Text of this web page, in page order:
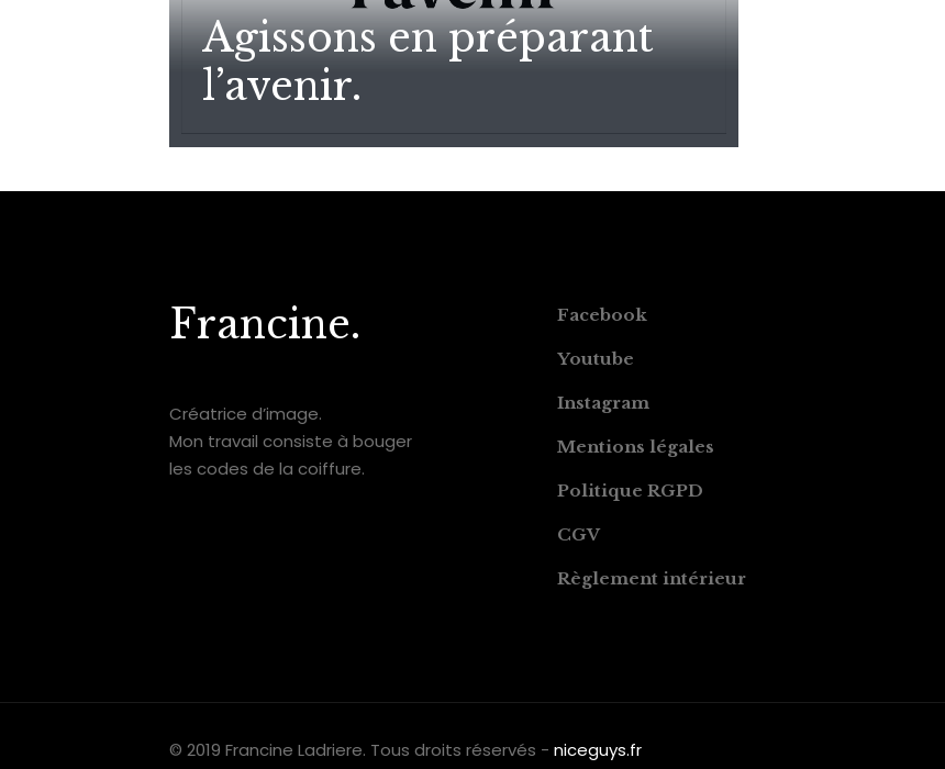
Agissons en préparant
l’avenir.
Francine.
Créatrice d’image.
Mon travail consiste à bouger
les codes de la coiffure.
Facebook
Youtube
Instagram
Mentions légales
Politique RGPD
CGV
Règlement intérieur
© 2019 Francine Ladriere. Tous droits réservés - niceguys.fr